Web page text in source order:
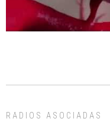
RADIOS ASOCIADAS